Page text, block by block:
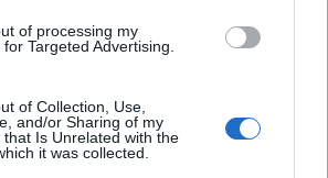
of processing my
Targeted Advertising.
of Collection, Use,
and/or Sharing of my
that Is Unrelated with the
it was collected.
si fece in Colombia con i
In concreto si tratterebbe di
passi: 1) firma di un accordo tra
(il dipartimento antidroga
quest’ultima a